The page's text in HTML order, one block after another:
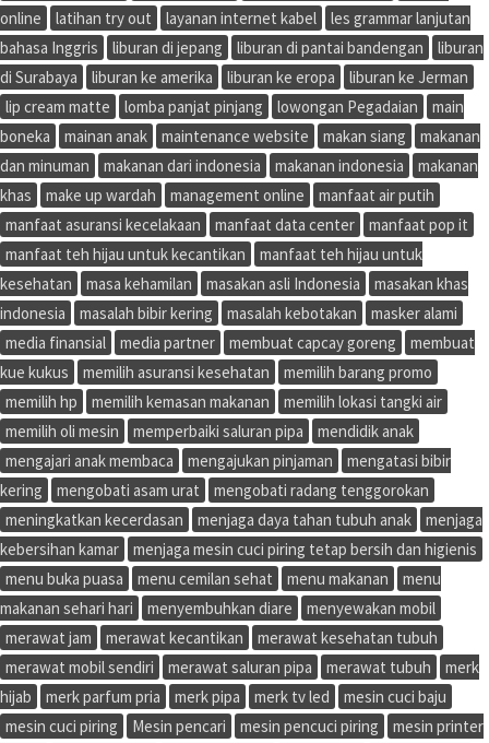
online
latihan try out layanan internet kabel
les grammar lanjutan
bahasa Inggris
liburan di jepang liburan di pantai bandengan
liburan
di Surabaya
liburan ke amerika liburan ke eropa
liburan ke Jerman
lip cream matte
lomba panjat pinjang lowongan Pegadaian
main
boneka
mainan anak maintenance website makan siang
makanan
dan minuman
makanan dari indonesia makanan indonesia
makanan
khas
make up wardah management online
manfaat air putih
manfaat asuransi kecelakaan
manfaat data center
manfaat pop it
manfaat teh hijau untuk kecantikan
manfaat teh hijau untuk
kesehatan
masa kehamilan masakan asli Indonesia
masakan khas
indonesia
masalah bibir kering masalah kebotakan
masker alami
media finansial
media partner membuat capcay goreng
membuat
kue kukus
memilih asuransi kesehatan
memilih barang promo
memilih hp
memilih kemasan makanan
memilih lokasi tangki air
memilih oli mesin
memperbaiki saluran pipa
mendidik anak
mengajari anak membaca
mengajukan pinjaman
mengatasi bibir
kering
mengobati asam urat
mengobati radang tenggorokan
meningkatkan kecerdasan
menjaga daya tahan tubuh anak
menjaga
kebersihan kamar
menjaga mesin cuci piring tetap bersih dan higienis
menu buka puasa
menu cemilan sehat menu makanan
menu
makanan sehari hari
menyembuhkan diare
menyewakan mobil
merawat jam
merawat kecantikan
merawat kesehatan tubuh
merawat mobil sendiri
merawat saluran pipa merawat tubuh
merk
hijab
merk parfum pria merk pipa merk tv led
mesin cuci baju
mesin cuci piring
Mesin pencari mesin pencuci piring
mesin printer